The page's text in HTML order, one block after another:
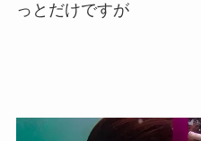
っとだけですが